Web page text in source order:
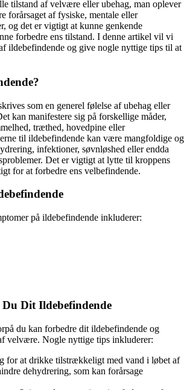
tilstand af velvære eller ubehag, man oplever
forårsaget af fysiske, mentale eller
og det er vigtigt at kunne genkende
forbedre ens tilstand. I denne artikel vil vi
ildebefindende og give nogle nyttige tips til at
som en generel følelse af ubehag eller
kan manifestere sig på forskellige måder,
træthed, hovedpine eller
til ildebefindende kan være mangfoldige og
infektioner, søvnløshed eller endda
Det er vigtigt at lytte til kroppens
for at forbedre ens velbefindende.
på ildebefindende inkluderer:
Dit Ildebefindende
du kan forbedre dit ildebefindende og
velvære. Nogle nyttige tips inkluderer:
for at drikke tilstrækkeligt med vand i løbet af
dehydrering, som kan forårsage